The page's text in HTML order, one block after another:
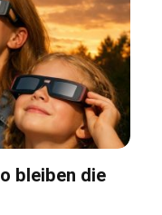
bleiben die